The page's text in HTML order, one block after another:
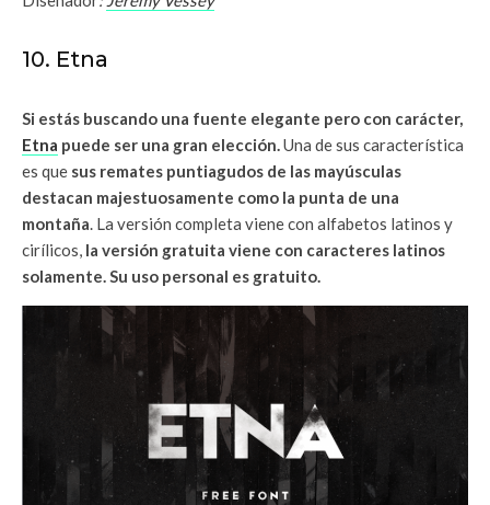
10. Etna
Si estás buscando una fuente elegante pero con carácter,
Etna puede ser una gran elección.Una de sus característica
es que sus remates puntiagudos de las mayúsculas
destacan majestuosamente como la punta de una
montaña. La versión completa viene con alfabetos latinos y
cirílicos, la versión gratuita viene con caracteres latinos
solamente. Su uso personal es gratuito.